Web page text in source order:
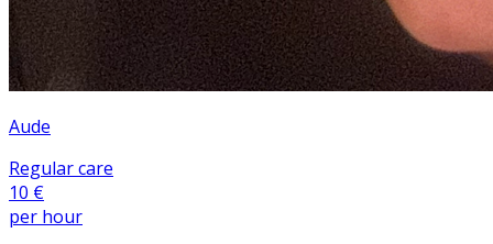
Aude
Regular care
10 €
per hour